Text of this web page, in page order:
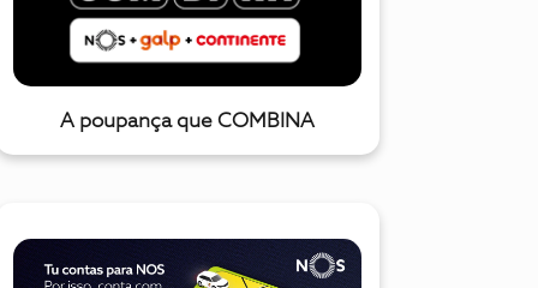
A poupança que COMBINA